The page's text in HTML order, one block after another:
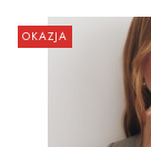
OKAZJA